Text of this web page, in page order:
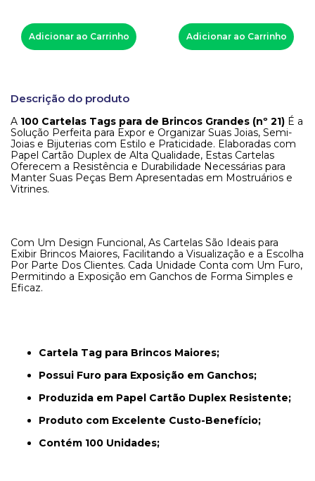
Adicionar ao Carrinho Adicionar ao Carrinho
Descrição do produto
A 100 Cartelas Tags para de Brincos Grandes (nº 21) É a
Solução Perfeita para Expor e Organizar Suas Joias, Semi-
Joias e Bijuterias com Estilo e Praticidade. Elaboradas com
Papel Cartão Duplex de Alta Qualidade, Estas Cartelas
Oferecem a Resistência e Durabilidade Necessárias para
Manter Suas Peças Bem Apresentadas em Mostruários e
Vitrines.
Com Um Design Funcional, As Cartelas São Ideais para
Exibir Brincos Maiores, Facilitando a Visualização e a Escolha
Por Parte Dos Clientes. Cada Unidade Conta com Um Furo,
Permitindo a Exposição em Ganchos de Forma Simples e
Eficaz.
Cartela Tag para Brincos Maiores;
Possui Furo para Exposição em Ganchos;
Produzida em Papel Cartão Duplex Resistente;
Produto com Excelente Custo-Benefício;
Contém 100 Unidades;